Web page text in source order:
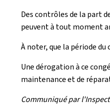
Des contrôles de la part
peuvent à tout moment
À noter, que la période
Une dérogation à ce
maintenance et de
Communiqué par